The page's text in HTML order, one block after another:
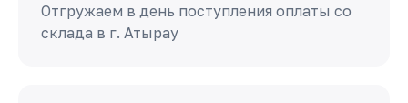
Отгружаем в день поступления оплаты со
склада в г. Атырау